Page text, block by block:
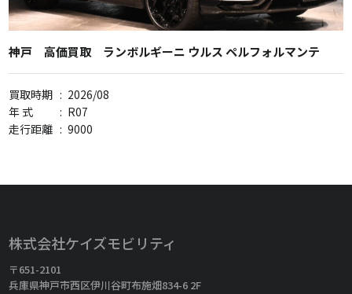
神戸 高価買取 ランボルギーニ ウルス ペルフォルマンテ
買取時期 : 2026/08
年 式
: R07
走行距離 : 9000
株式会社ケイズモビリティ
〒651-2101
兵庫県神戸市西区伊川谷町布施畑834-6 2F